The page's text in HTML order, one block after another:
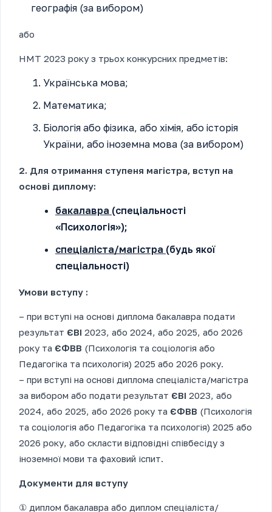
географія (за вибором)
або
НМТ 2023 року з трьох конкурсних предметів:
Українська мова;
Математика;
Біологія або фізика, або хімія, або історія
України, або іноземна мова (за вибором)
2. Для отримання ступеня магістра, вступ на
основі диплому:
бакалавра (спеціальності
«Психологія»);
спеціаліста/магістра (будь якої
спеціальності)
Умови вступу :
– при вступі на основі диплома бакалавра подати
результат ЄВІ 2023, або 2024, або 2025, або 2026
року та ЄФВВ (Психологія та соціологія або
Педагогіка та психологія) 2025 або 2026 року.
– при вступі на основі диплома спеціаліста/магістра
за вибором або подати результат ЄВІ 2023, або
2024, або 2025, або 2026 року та ЄФВВ (Психологія
та соціологія або Педагогіка та психологія) 2025 або
2026 року, або скласти відповідні співбесіду з
іноземної мови та фаховий іспит.
Документи для вступу
① диплом бакалавра або диплом спеціаліста/